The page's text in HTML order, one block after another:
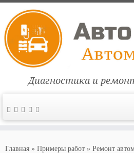
Диагностика и
Главная » Примеры работ » Ремонт